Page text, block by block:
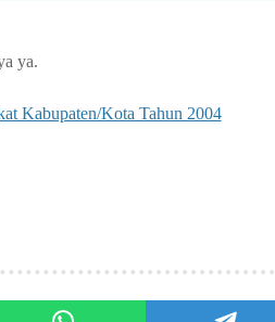
ya.
Kabupaten/Kota Tahun 2004